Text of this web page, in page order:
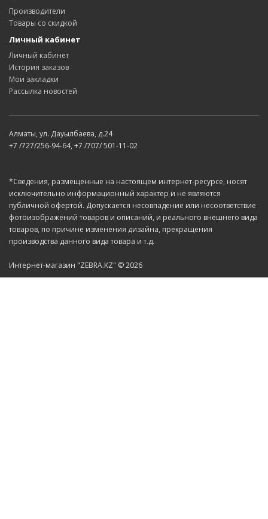
Производители
Товары со скидкой
Личный кабинет
Личный кабинет
История заказов
Мои закладки
Рассылка новостей
Алматы, ул. Дауылбаева, д.24
+7 /727/256-94-64, +7 /707/ 501-11-02
*Сведения, размещенные на настоящем интернет-ресурсе, носят
исключительно информационный характер и не являются
публичной офертой. Допускается несовпадение или несоответствие
фотоизображений товаров и описаний, и реального внешнего вида
товаров, по причине изменения дизайна, прекращения
производства данного вида товара и т.д.
Интернет-магазин "ZEBRA.KZ" © 2026